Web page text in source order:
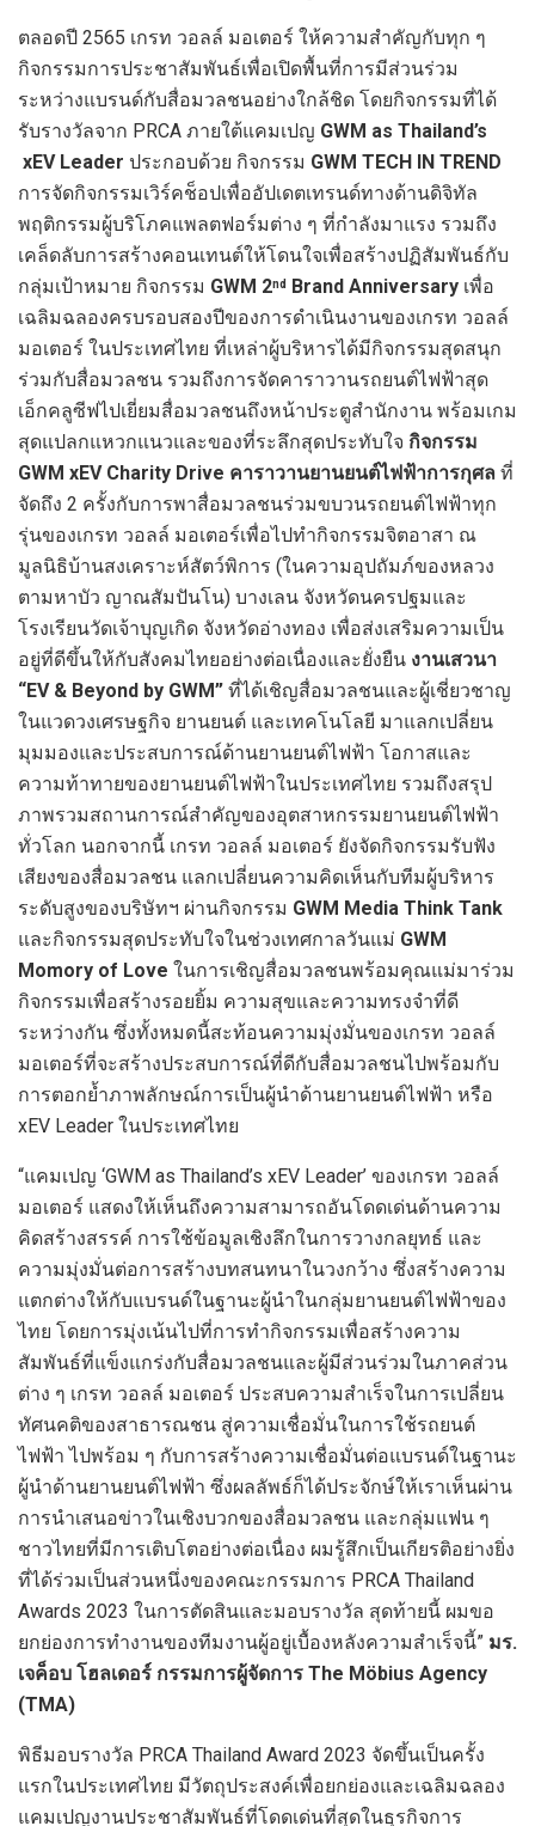
ตลอดปี 2565 เกรท วอลล์ มอเตอร์ ให้ความสำคัญกับทุก ๆ
กิจกรรมการประชาสัมพันธ์เพื่อเปิดพื้นที่การมีส่วนร่วม
ระหว่างแบรนด์กับสื่อมวลชนอย่างใกล้ชิด โดยกิจกรรมที่ได้
รับรางวัลจาก PRCA ภายใต้แคมเปญ GWM as Thailand’s
xEV Leader ประกอบด้วย กิจกรรม GWM TECH IN TREND
การจัดกิจกรรมเวิร์คช็อปเพื่ออัปเดตเทรนด์ทางด้านดิจิทัล
พฤติกรรมผู้บริโภคแพลตฟอร์มต่าง ๆ ที่กำลังมาแรง รวมถึง
เคล็ดลับการสร้างคอนเทนต์ให้โดนใจเพื่อสร้างปฏิสัมพันธ์กับ
กลุ่มเป้าหมาย กิจกรรม GWM 2nd Brand Anniversary เพื่อ
เฉลิมฉลองครบรอบสองปีของการดำเนินงานของเกรท วอลล์
มอเตอร์ ในประเทศไทย ที่เหล่าผู้บริหารได้มีกิจกรรมสุดสนุก
ร่วมกับสื่อมวลชน รวมถึงการจัดคาราวานรถยนต์ไฟฟ้าสุด
เอ็กคลูซีฟไปเยี่ยมสื่อมวลชนถึงหน้าประตูสำนักงาน พร้อมเกม
สุดแปลกแหวกแนวและของที่ระลึกสุดประทับใจ กิจกรรม
GWM xEV Charity Drive คาราวานยานยนต์ไฟฟ้าการกุศล ที่
จัดถึง 2 ครั้งกับการพาสื่อมวลชนร่วมขบวนรถยนต์ไฟฟ้าทุก
รุ่นของเกรท วอลล์ มอเตอร์เพื่อไปทำกิจกรรมจิตอาสา ณ
มูลนิธิบ้านสงเคราะห์สัตว์พิการ (ในความอุปถัมภ์ของหลวง
ตามหาบัว ญาณสัมปันโน) บางเลน จังหวัดนครปฐมและ
โรงเรียนวัดเจ้าบุญเกิด จังหวัดอ่างทอง เพื่อส่งเสริมความเป็น
อยู่ที่ดีขึ้นให้กับสังคมไทยอย่างต่อเนื่องและยั่งยืน งานเสวนา
“EV & Beyond by GWM” ที่ได้เชิญสื่อมวลชนและผู้เชี่ยวชาญ
ในแวดวงเศรษฐกิจ ยานยนต์ และเทคโนโลยี มาแลกเปลี่ยน
มุมมองและประสบการณ์ด้านยานยนต์ไฟฟ้า โอกาสและ
ความท้าทายของยานยนต์ไฟฟ้าในประเทศไทย รวมถึงสรุป
ภาพรวมสถานการณ์สำคัญของอุตสาหกรรมยานยนต์ไฟฟ้า
ทั่วโลก นอกจากนี้ เกรท วอลล์ มอเตอร์ ยังจัดกิจกรรมรับฟัง
เสียงของสื่อมวลชน แลกเปลี่ยนความคิดเห็นกับทีมผู้บริหาร
ระดับสูงของบริษัทฯ ผ่านกิจกรรม GWM Media Think Tank
และกิจกรรมสุดประทับใจในช่วงเทศกาลวันแม่ GWM
Momory of Love ในการเชิญสื่อมวลชนพร้อมคุณแม่มาร่วม
กิจกรรมเพื่อสร้างรอยยิ้ม ความสุขและความทรงจำที่ดี
ระหว่างกัน ซึ่งทั้งหมดนี้สะท้อนความมุ่งมั่นของเกรท วอลล์
มอเตอร์ที่จะสร้างประสบการณ์ที่ดีกับสื่อมวลชนไปพร้อมกับ
การตอกย้ำภาพลักษณ์การเป็นผู้นำด้านยานยนต์ไฟฟ้า หรือ
xEV Leader ในประเทศไทย
“แคมเปญ ‘GWM as Thailand’s xEV Leader’ ของเกรท วอลล์
มอเตอร์ แสดงให้เห็นถึงความสามารถอันโดดเด่นด้านความ
คิดสร้างสรรค์ การใช้ข้อมูลเชิงลึกในการวางกลยุทธ์ และ
ความมุ่งมั่นต่อการสร้างบทสนทนาในวงกว้าง ซึ่งสร้างความ
แตกต่างให้กับแบรนด์ในฐานะผู้นำในกลุ่มยานยนต์ไฟฟ้าของ
ไทย โดยการมุ่งเน้นไปที่การทำกิจกรรมเพื่อสร้างความ
สัมพันธ์ที่แข็งแกร่งกับสื่อมวลชนและผู้มีส่วนร่วมในภาคส่วน
ต่าง ๆ เกรท วอลล์ มอเตอร์ ประสบความสำเร็จในการเปลี่ยน
ทัศนคติของสาธารณชน สู่ความเชื่อมั่นในการใช้รถยนต์
ไฟฟ้า ไปพร้อม ๆ กับการสร้างความเชื่อมั่นต่อแบรนด์ในฐานะ
ผู้นำด้านยานยนต์ไฟฟ้า ซึ่งผลลัพธ์ก็ได้ประจักษ์ให้เราเห็นผ่าน
การนำเสนอข่าวในเชิงบวกของสื่อมวลชน และกลุ่มแฟน ๆ
ชาวไทยที่มีการเติบโตอย่างต่อเนื่อง ผมรู้สึกเป็นเกียรติอย่างยิ่ง
ที่ได้ร่วมเป็นส่วนหนึ่งของคณะกรรมการ PRCA Thailand
Awards 2023 ในการตัดสินและมอบรางวัล สุดท้ายนี้ ผมขอ
ยกย่องการทำงานของทีมงานผู้อยู่เบื้องหลังความสำเร็จนี้” มร.
เจค็อบ โฮลเดอร์ กรรมการผู้จัดการ The Möbius Agency
(TMA)
พิธีมอบรางวัล PRCA Thailand Award 2023 จัดขึ้นเป็นครั้ง
แรกในประเทศไทย มีวัตถุประสงค์เพื่อยกย่องและเฉลิมฉลอง
แคมเปญงานประชาสัมพันธ์ที่โดดเด่นที่สุดในธุรกิจการ